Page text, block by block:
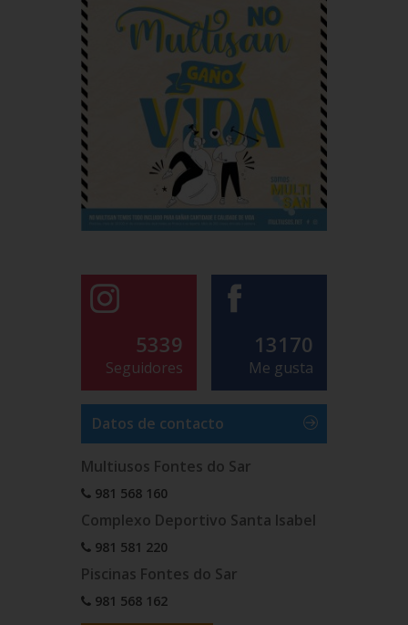
5339
Seguidores
13170
Me gusta
Datos de contacto
Multiusos Fontes do Sar
981 568 160
Complexo Deportivo Santa Isabel
981 581 220
Piscinas Fontes do Sar
981 568 162